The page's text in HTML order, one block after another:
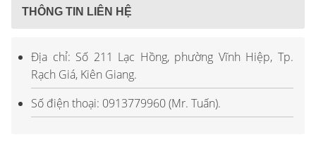
THÔNG TIN LIÊN HỆ
Địa chỉ: Số 211 Lạc Hồng, phường Vĩnh Hiệp, Tp.
Rạch Giá, Kiên Giang.
Số điện thoại: 0913779960 (Mr. Tuấn).